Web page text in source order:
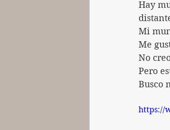
Hay
Mi
Me
No
Pero
Busco
https://